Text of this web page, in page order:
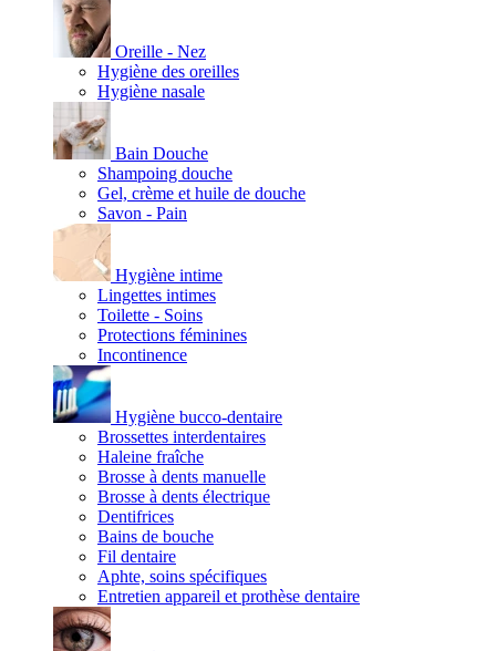
Oreille - Nez
Hygiène des oreilles
Hygiène nasale
Bain Douche
Shampoing douche
Gel, crème et huile de douche
Savon - Pain
Hygiène intime
Lingettes intimes
Toilette - Soins
Protections féminines
Incontinence
Hygiène bucco-dentaire
Brossettes interdentaires
Haleine fraîche
Brosse à dents manuelle
Brosse à dents électrique
Dentifrices
Bains de bouche
Fil dentaire
Aphte, soins spécifiques
Entretien appareil et prothèse dentaire